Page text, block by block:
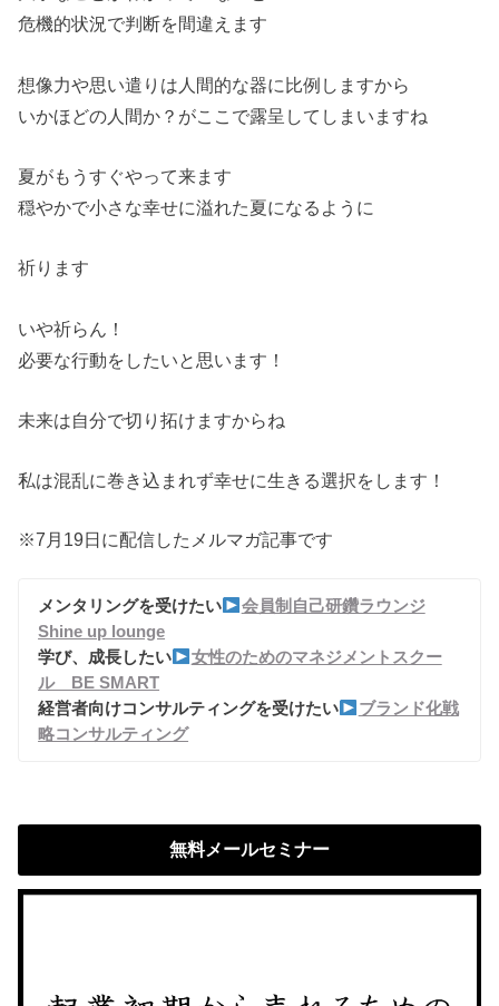
危機的状況で判断を間違えます
想像力や思い遣りは人間的な器に比例しますから
いかほどの人間か？がここで露呈してしまいますね
夏がもうすぐやって来ます
穏やかで小さな幸せに溢れた夏になるように
祈ります
いや祈らん！
必要な行動をしたいと思います！
未来は自分で切り拓けますからね
私は混乱に巻き込まれず幸せに生きる選択をします！
※7月19日に配信したメルマガ記事です
メンタリングを受けたい
会員制自己研鑽ラウンジ
Shine up lounge
学び、成長したい
女性のためのマネジメントスクー
ル BE SMART
経営者向けコンサルティングを受けたい
ブランド化戦
略コンサルティング
無料メールセミナー